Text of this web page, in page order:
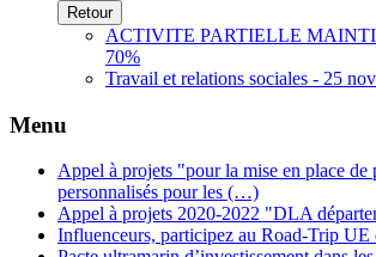
Retour
ACTIVITE PARTIELLE
70%
Travail et relations sociales - 25
Menu
Appel à projets "pour la mise en place de
personnalisés pour les (…)
Appel à projets 2020-2022 "DLA
Influenceurs, participez au Road-Trip UE